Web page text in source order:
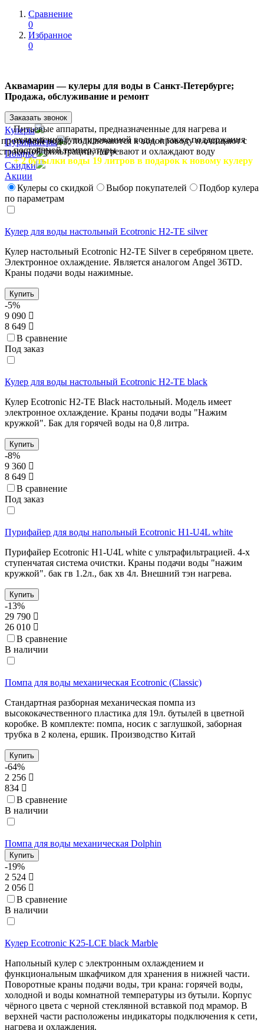
Сравнение
0
Избранное
0
Аквамарин — кулеры для воды в Санкт-Петербурге;
Продажа, обслуживание и ремонт
Заказать звонок
Кулеры
Питьевые аппараты, предназначенные для нагрева и
охлаждения бутилированной воды, а также поддержания
постоянной температуры
+ 2 бутылки воды 19 литров в подарок к новому кулеру
Пурифайерыводы, подключаются к водопроводу и очищают с
фильтрации, нагревают и охлаждают воду
Помпы
Скидки
Акции
Кулеры со скидкой
Выбор покупателей
Подбор кулера
по параметрам
Кулер для воды настольный Ecotronic H2-TE silver
Кулер настольный Ecotronic H2-TE Silver в серебряном цвете.
Электронное охлаждение. Является аналогом Angel 36TD.
Краны подачи воды нажимные.
Купить
-5%
9 090
8 649
В сравнение
Под заказ
Кулер для воды настольный Ecotronic H2-TE black
Кулер Ecotronic H2-TE Black настольный. Модель имеет
электронное охлаждение. Краны подачи воды "Нажим
кружкой". Бак для горячей воды на 0,8 литра.
Купить
-8%
9 360
8 649
В сравнение
Под заказ
Пурифайер для воды напольный Ecotronic H1-U4L white
Пурифайер Ecotronic H1-U4L white с ультрафильтрацией. 4-х
ступенчатая система очистки. Краны подачи воды "нажим
кружкой". бак гв 1.2л., бак хв 4л. Внешний тэн нагрева.
Купить
-13%
29 790
26 010
В сравнение
В наличии
Помпа для воды механическая Ecotronic (Classic)
Стандартная разборная механическая помпа из
высококачественного пластика для 19л. бутылей в цветной
коробке. В комплекте: помпа, носик с заглушкой, заборная
трубка в 2 колена, ершик. Производство Китай
Купить
-64%
2 256
834
В сравнение
В наличии
Помпа для воды механическая Dolphin
Купить
-19%
2 524
2 056
В сравнение
В наличии
Кулер Ecotronic K25-LCE black Marble
Напольный кулер с электронным охлаждением и
функциональным шкафчиком для хранения в нижней части.
Поворотные краны подачи воды, три крана: горячей воды,
холодной и воды комнатной температуры из бутыли. Корпус
чёрного цвета с черной стеклянной вставкой под мрамор. В
верхней части расположены индикаторы подключения к сети,
нагрева и охлаждения.